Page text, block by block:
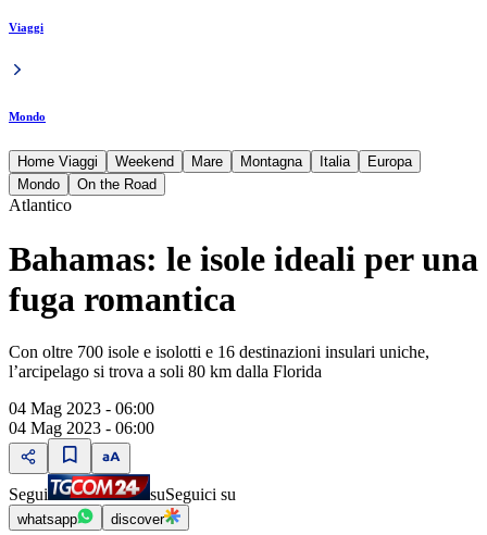
Viaggi
Mondo
Home Viaggi Weekend Mare Montagna Italia
Europa
Mondo
On the Road
Atlantico
Bahamas: le isole ideali per una
fuga romantica
Con oltre 700 isole e isolotti e 16 destinazioni insulari uniche,
l’arcipelago si trova a soli 80 km dalla Florida
04 Mag 2023 - 06:00
04 Mag 2023 - 06:00
Segui suSeguici su
whatsapp discover